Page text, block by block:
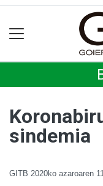
sindemia
GITB 2020ko azaroaren